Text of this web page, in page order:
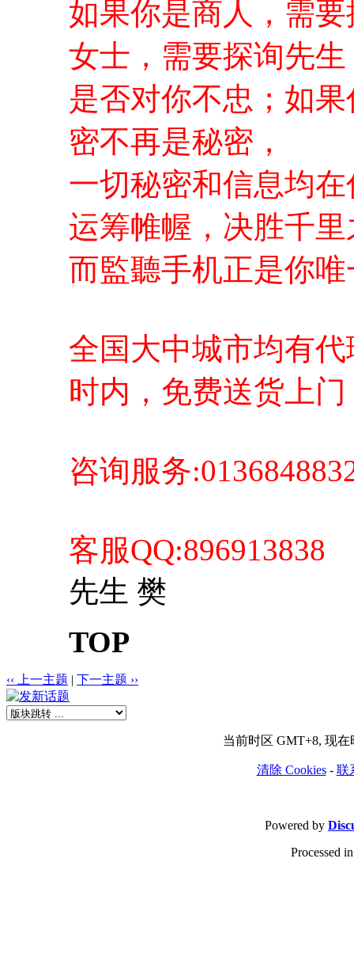
如果你是商人，需
女士，需要探询先生
是否对你不忠；如
密不再是秘密，
一切秘密和信息均
运筹帷幄，决胜千
而監聽手机正是你
全国大中城市均有
时内，免费送货上门
咨询服务
客服QQ:896913838
先生 樊
TOP
‹‹ 上一主题 | 下一主题 ››
当前时区 GMT+8, 现在
清除 Cookies- 联
Powered by
Processed